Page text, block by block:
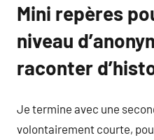
Mini repères
niveau
raconter
Je termine avec une
volontairement courte,